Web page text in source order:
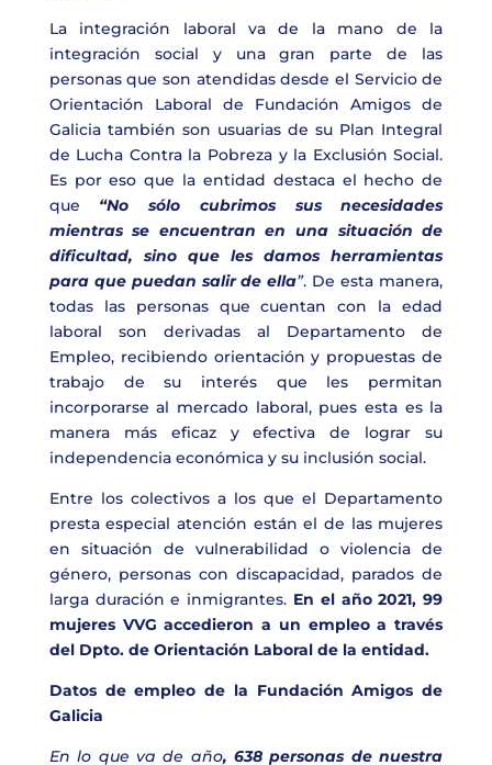
La integración laboral va de la mano de la
integración social y una gran parte de las
personas que son atendidas desde el Servicio de
Orientación Laboral de Fundación Amigos de
Galicia también son usuarias de su Plan Integral
de Lucha Contra la Pobreza y la Exclusión Social.
Es por eso que la entidad destaca el hecho de
que “No sólo cubrimos sus necesidades
mientras se encuentran en una situación de
dificultad, sino que les damos herramientas
para que puedan salir de ella”. De esta manera,
todas las personas que cuentan con la edad
laboral son derivadas al Departamento de
Empleo, recibiendo orientación y propuestas de
trabajo de su interés que les permitan
incorporarse al mercado laboral, pues esta es la
manera más eficaz y efectiva de lograr su
independencia económica y su inclusión social.
Entre los colectivos a los que el Departamento
presta especial atención están el de las mujeres
en situación de vulnerabilidad o violencia de
género, personas con discapacidad, parados de
larga duración e inmigrantes. En el año 2021, 99
mujeres VVG accedieron a un empleo a través
del Dpto. de Orientación Laboral de la entidad.
Datos de empleo de la Fundación Amigos de
Galicia
En lo que va de año, 638 personas de nuestra